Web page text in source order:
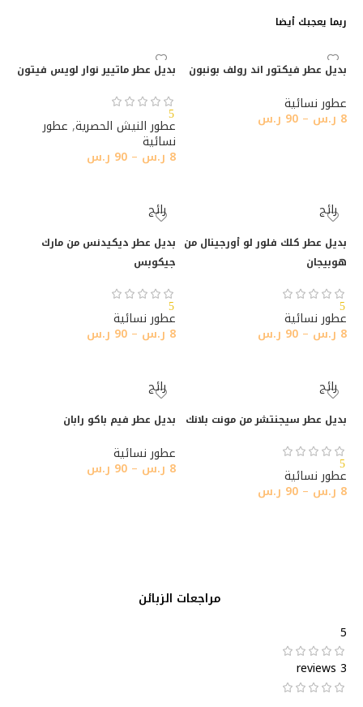
ربما يعجبك أيضا
بديل عطر فيكتور اند رولف بونبون
عطور نسائية
8 ر.س –
90 ر.س
بديل عطر ماتيير نوار لويس فيتون
5
عطور النيش الحصرية, عطور
نسائية
8 ر.س –
90 ر.س
رائج
بديل عطر كلك فلور لو أورجينال من
هوبيجان
5
عطور نسائية
8 ر.س –
90 ر.س
رائج
بديل عطر ديكيدنس من مارك
جيكوبس
5
عطور نسائية
8 ر.س –
90 ر.س
رائج
بديل عطر سيجنتشر من مونت بلانك
5
عطور نسائية
8 ر.س –
90 ر.س
رائج
بديل عطر فيم باكو رابان
عطور نسائية
8 ر.س –
90 ر.س
مراجعات الزبائن
5
3 reviews